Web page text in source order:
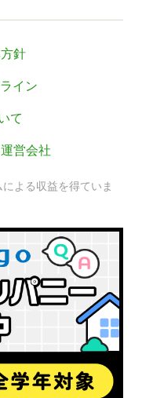
針
イン
て
運営会社
よる収益を得ていま